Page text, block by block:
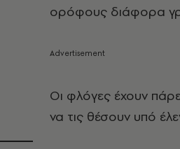
ορόφους διάφορα
Οι φλόγες έχουν
να τις θέσουν υπό